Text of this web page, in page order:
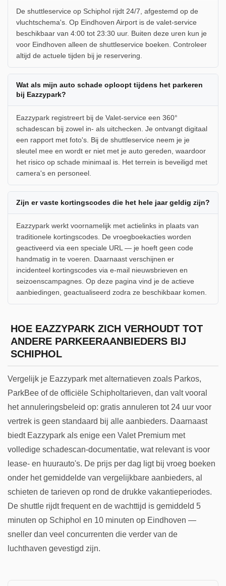
De shuttleservice op Schiphol rijdt 24/7, afgestemd op de
vluchtschema's. Op Eindhoven Airport is de valet-service
beschikbaar van 4:00 tot 23:30 uur. Buiten deze uren kun je
voor Eindhoven alleen de shuttleservice boeken. Controleer
altijd de actuele tijden bij je reservering.
Wat als mijn auto schade oploopt tijdens het parkeren
bij Eazzypark?
Eazzypark registreert bij de Valet-service een 360°
schadescan bij zowel in- als uitchecken. Je ontvangt digitaal
een rapport met foto's. Bij de shuttleservice neem je je
sleutel mee en wordt er niet met je auto gereden, waardoor
het risico op schade minimaal is. Het terrein is beveiligd met
camera's en personeel.
Zijn er vaste kortingscodes die het hele jaar geldig zijn?
Eazzypark werkt voornamelijk met actielinks in plaats van
traditionele kortingscodes. De vroegboekacties worden
geactiveerd via een speciale URL — je hoeft geen code
handmatig in te voeren. Daarnaast verschijnen er
incidenteel kortingscodes via e-mail nieuwsbrieven en
seizoenscampagnes. Op deze pagina vind je de actieve
aanbiedingen, geactualiseerd zodra ze beschikbaar komen.
HOE EAZZYPARK ZICH VERHOUDT TOT
ANDERE PARKEERAANBIEDERS BIJ
SCHIPHOL
Vergelijk je Eazzypark met alternatieven zoals Parkos,
ParkBee of de officiële Schipholtarieven, dan valt vooral
het annuleringsbeleid op: gratis annuleren tot 24 uur voor
vertrek is geen standaard bij alle aanbieders. Daarnaast
biedt Eazzypark als enige een Valet Premium met
volledige schadescan-documentatie, wat relevant is voor
lease- en huurauto's. De prijs per dag ligt bij vroeg boeken
onder het gemiddelde van vergelijkbare aanbieders, al
schieten de tarieven op rond de drukke vakantieperiodes.
De shuttle rijdt frequent en de wachttijd is gemiddeld 5
minuten op Schiphol en 10 minuten op Eindhoven —
sneller dan veel concurrenten die verder van de
luchthaven gevestigd zijn.